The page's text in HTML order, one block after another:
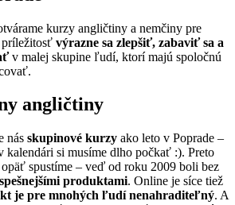
kurzy angličtiny a nemčiny pre
príležitosť výrazne sa zlepšiť, zabaviť sa a
v malej skupine ľudí, ktorí majú spoločnú
angličtiny
nás skupinové kurzy ako leto v Poprade –
kalendári si musíme dlho počkať :). Preto
spustíme – veď od roku 2009 boli bez
produktami. Online je síce tiež
je pre mnohých ľudí nenahraditeľný. A